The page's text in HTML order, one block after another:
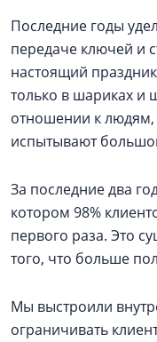
Последние годы
передаче ключей и
настоящий
только в шариках и
отношении к людям,
испытывают
За последние два
котором 98%
первого раза. Это
того, что больше
Мы выстроили
ограничивать